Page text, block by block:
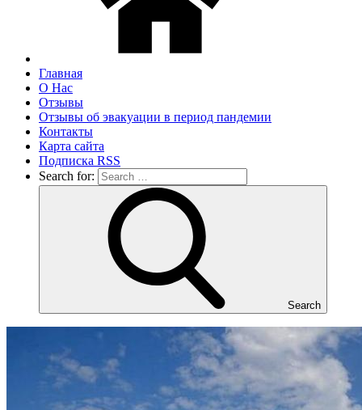
Главная
О Нас
Отзывы
Отзывы об эвакуации в период пандемии
Контакты
Карта сайта
Подписка RSS
Search for:
Search